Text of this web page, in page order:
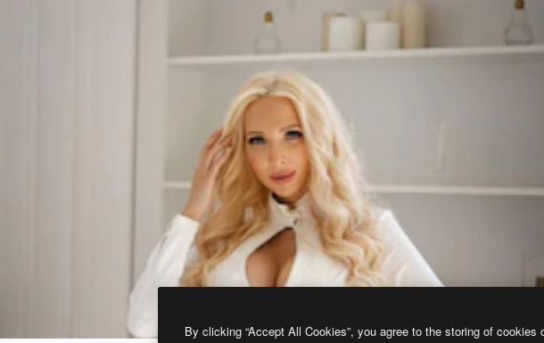
By clicking “Accept All Cookies”, you agree to the storing of